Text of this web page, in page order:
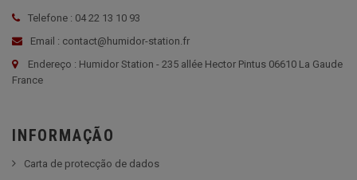
Telefone : 04 22 13 10 93
Email : contact@humidor-station.fr
Endereço : Humidor Station - 235 allée Hector Pintus 06610 La Gaude
France
INFORMAÇÃO
Carta de protecção de dados